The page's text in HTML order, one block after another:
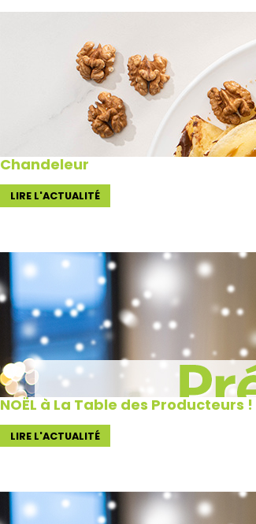
Chandeleur
LIRE L'ACTUALITÉ
NOËL à La Table des Producteurs !
LIRE L'ACTUALITÉ